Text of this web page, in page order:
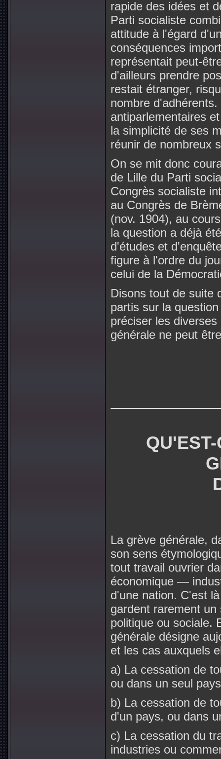
rapide des idées et
Parti socialiste
attitude à l'égard
conséquences
représentait peut-
d'ailleurs prendre
restait étranger,
nombre
antiparlementaires
la simplicité de ses
réunir de nombreux
On se mit donc
de Lille du Parti
Congrès socialiste
au Congrès de
(nov. 1904), au
la question a déjà
d'études et
figure à l'ordre du
celui de la
Disons tout de suite
partis sur la
préciser les
générale ne peut
La grève générale,
son sens
tout travail ouvrier
économique —
d'une nation. C'est
gardent rarement
politique ou sociale.
générale désigne
et les cas auxquels
a) La cessation de
ou dans un seul
b) La cessation de
d'un pays, ou dans
c) La cessation du
industries ou